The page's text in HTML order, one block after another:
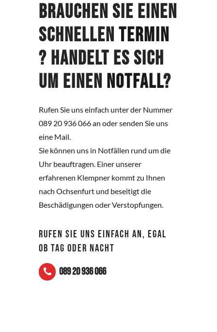
Brauchen Sie einen
schnellen Termin
? Handelt es sich
um einen Notfall?
Rufen Sie uns einfach unter der Nummer
089 20 936 066 an oder senden Sie uns
eine Mail.
Sie können uns in Notfällen rund um die
Uhr beauftragen. Einer unserer
erfahrenen Klempner kommt zu Ihnen
nach Ochsenfurt und beseitigt die
Beschädigungen oder Verstopfungen.
RUFEN SIE UNS EINFACH AN, EGAL
OB TAG ODER NACHT
089 20 936 066